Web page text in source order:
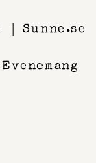
Sunne.se
Evenemang